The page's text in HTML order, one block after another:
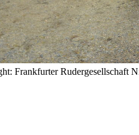
Frankfurter Rudergesellschaft